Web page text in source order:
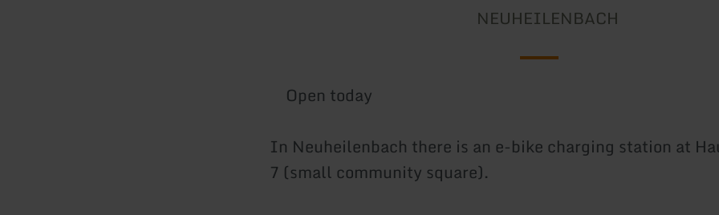
NEUHEILENBACH
Open today
In Neuheilenbach there is an e-bike charging station at
7 (small community square).